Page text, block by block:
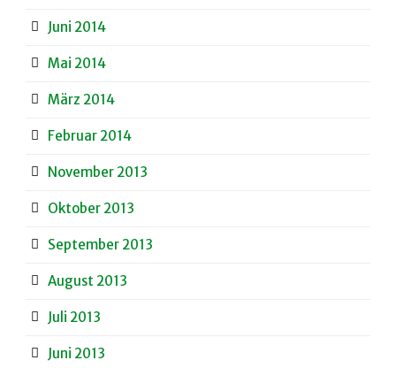
Juni 2014
Mai 2014
März 2014
Februar 2014
November 2013
Oktober 2013
September 2013
August 2013
Juli 2013
Juni 2013